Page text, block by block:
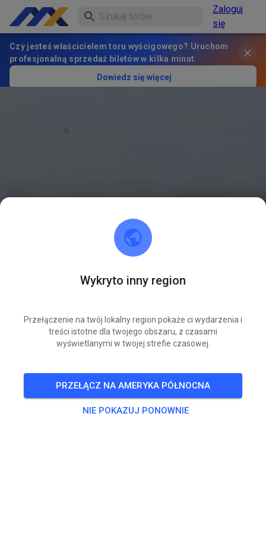
Zaloguj
się
Czy jesteś właścicielem toru wyścigowego? Uruchom
profesjonalną sprzedaż biletów w kilka minut.
Dowiedz się więcej
Wykryto inny region
Przełączenie na twój lokalny region pokaże ci wydarzenia i
treści istotne dla twojego obszaru, z czasami
wyświetlanymi w twojej strefie czasowej.
PRZEŁĄCZ NA AMERYKA PÓŁNOCNA
NIE POKAZUJ PONOWNIE